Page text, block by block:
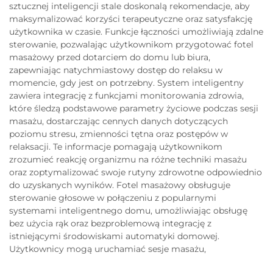
sztucznej inteligencji stale doskonalą rekomendacje, aby
maksymalizować korzyści terapeutyczne oraz satysfakcję
użytkownika w czasie. Funkcje łączności umożliwiają zdalne
sterowanie, pozwalając użytkownikom przygotować fotel
masażowy przed dotarciem do domu lub biura,
zapewniając natychmiastowy dostęp do relaksu w
momencie, gdy jest on potrzebny. System inteligentny
zawiera integrację z funkcjami monitorowania zdrowia,
które śledzą podstawowe parametry życiowe podczas sesji
masażu, dostarczając cennych danych dotyczących
poziomu stresu, zmienności tętna oraz postępów w
relaksacji. Te informacje pomagają użytkownikom
zrozumieć reakcję organizmu na różne techniki masażu
oraz zoptymalizować swoje rutyny zdrowotne odpowiednio
do uzyskanych wyników. Fotel masażowy obsługuje
sterowanie głosowe w połączeniu z popularnymi
systemami inteligentnego domu, umożliwiając obsługę
bez użycia rąk oraz bezproblemową integrację z
istniejącymi środowiskami automatyki domowej.
Użytkownicy mogą uruchamiać sesje masażu,